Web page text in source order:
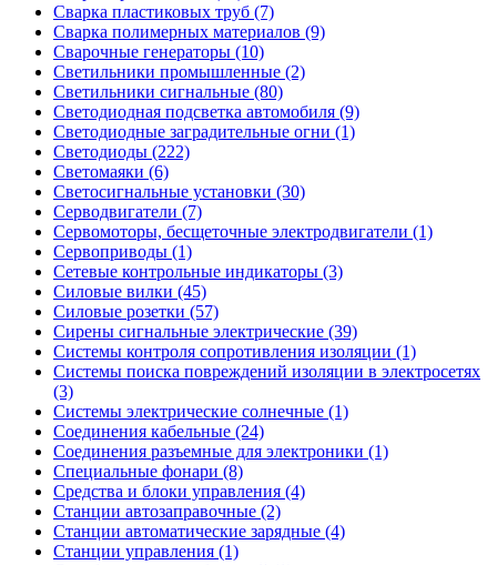
Сварка пластиковых труб (7)
Сварка полимерных материалов (9)
Сварочные генераторы (10)
Светильники промышленные (2)
Светильники сигнальные (80)
Светодиодная подсветка автомобиля (9)
Светодиодные заградительные огни (1)
Светодиоды (222)
Светомаяки (6)
Светосигнальные установки (30)
Серводвигатели (7)
Сервомоторы, бесщеточные электродвигатели (1)
Сервоприводы (1)
Сетевые контрольные индикаторы (3)
Силовые вилки (45)
Силовые розетки (57)
Сирены сигнальные электрические (39)
Системы контроля сопротивления изоляции (1)
Системы поиска повреждений изоляции в электросетях
(3)
Системы электрические солнечные (1)
Соединения кабельные (24)
Соединения разъемные для электроники (1)
Специальные фонари (8)
Средства и блоки управления (4)
Станции автозаправочные (2)
Станции автоматические зарядные (4)
Станции управления (1)